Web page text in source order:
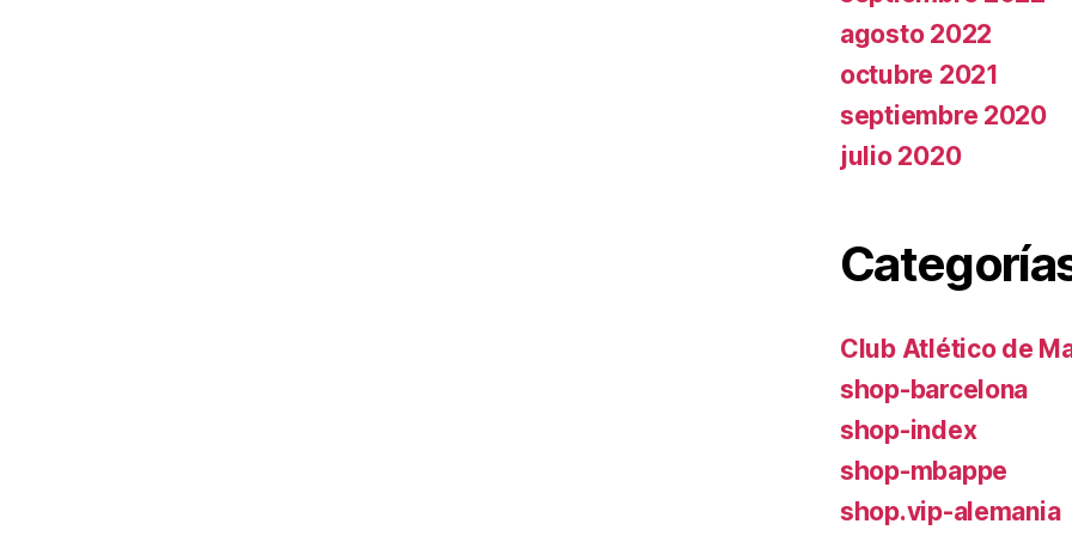
agosto 2022
octubre 2021
septiembre 2020
julio 2020
Club Atlético de
shop-barcelona
shop-index
shop-mbappe
shop.vip-alemania